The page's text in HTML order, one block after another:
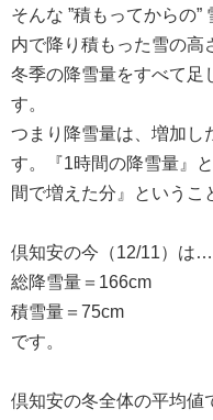
そんな ”積もってからの
内で降り積もった雪の高
冬季の降雪量をすべて足
す。
つまり降雪量は、増加し
す。『1時間の降雪量』
間で増えた分』というこ
倶知安の今（12/11）は
総降雪量＝166cm
積雪量＝75cm
です。
倶知安の冬全体の平均